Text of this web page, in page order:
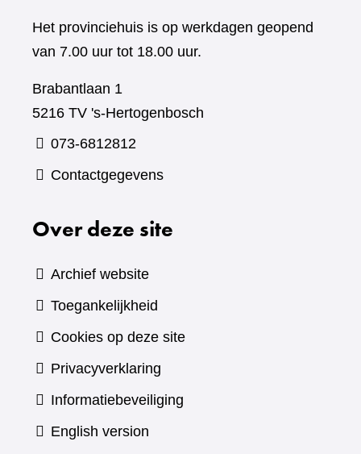
Het provinciehuis is op werkdagen geopend
van 7.00 uur tot 18.00 uur.
Brabantlaan 1
5216 TV 's-Hertogenbosch
073-6812812
Contactgegevens
Over deze site
Archief website
Toegankelijkheid
Cookies op deze site
Privacyverklaring
Informatiebeveiliging
English version